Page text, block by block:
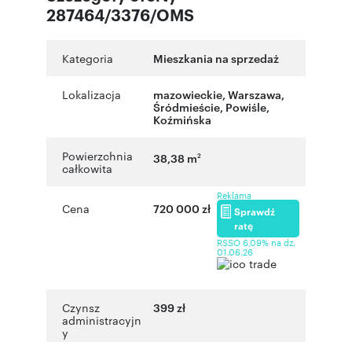
287464/3376/OMS
Kategoria Mieszkania na sprzedaż
Lokalizacja mazowieckie, Warszawa,
Śródmieście, Powiśle,
Koźmińska
Powierzchnia
całkowita
38,38 m2
Cena 720 000 zł
Reklama
Sprawdź
ratę
RSSO 6,09% na dz.
01.06.26
Czynsz
administracyjn
y
399 zł